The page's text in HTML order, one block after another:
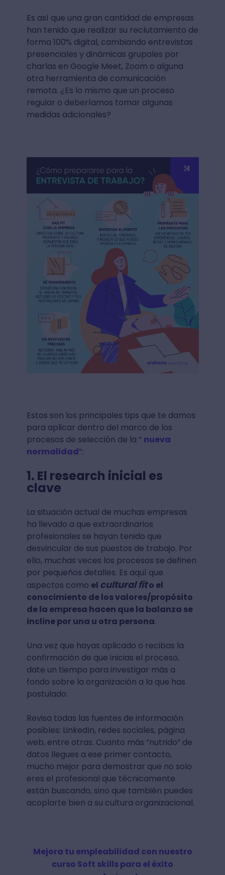
Es así que una gran cantidad de empresas
han tenido que realizar su reclutamiento de
forma 100% digital, cambiando entrevistas
presenciales y dinámicas grupales por
charlas en Google Meet, Zoom o alguna
otra herramienta de comunicación
remota. ¿Es lo mismo que un proceso
regular o deberíamos tomar algunas
medidas adicionales?
Estos son los principales tips que te damos
para aplicar dentro del marco de los
procesos de selección de la “ nueva
normalidad”:
1. El research inicial es
clave
La situación actual de muchas empresas
ha llevado a que extraordinarios
profesionales se hayan tenido que
desvincular de sus puestos de trabajo. Por
ello, muchas veces los procesos se definen
por pequeños detalles. Es aquí que
aspectos como el cultural fito el
conocimiento de los valores/propósito
de la empresa hacen que la balanza se
incline por una u otra persona.
Una vez que hayas aplicado o recibas la
confirmación de que inicias el proceso,
date un tiempo para investigar más a
fondo sobre la organización a la que has
postulado.
Revisa todas las fuentes de información
posibles: LinkedIn, redes sociales, página
web, entre otras. Cuanto más “nutrido” de
datos llegues a ese primer contacto,
mucho mejor para demostrar que no solo
eres el profesional que técnicamente
están buscando, sino que también puedes
acoplarte bien a su cultura organizacional.
Mejora tu empleabilidad con nuestro
curso Soft skills para el éxito